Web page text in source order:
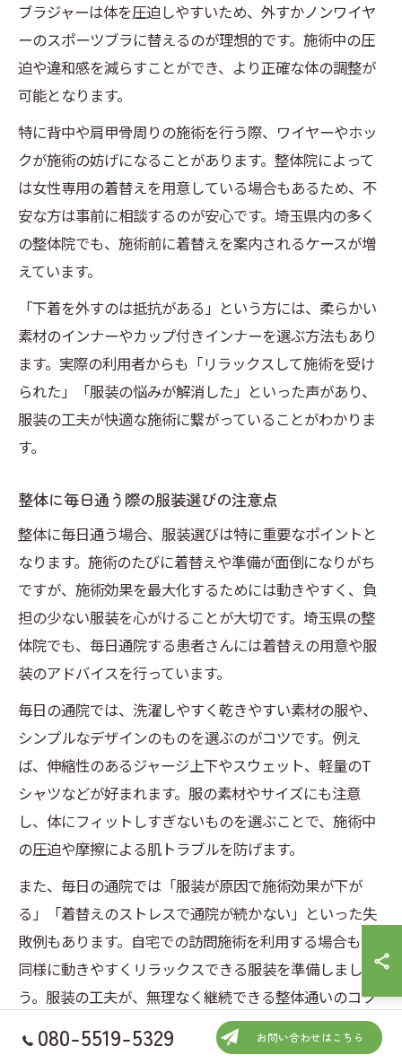
ブラジャーは体を圧迫しやすいため、外すかノンワイヤ
ーのスポーツブラに替えるのが理想的です。施術中の圧
迫や違和感を減らすことができ、より正確な体の調整が
可能となります。
特に背中や肩甲骨周りの施術を行う際、ワイヤーやホッ
クが施術の妨げになることがあります。整体院によって
は女性専用の着替えを用意している場合もあるため、不
安な方は事前に相談するのが安心です。埼玉県内の多く
の整体院でも、施術前に着替えを案内されるケースが増
えています。
「下着を外すのは抵抗がある」という方には、柔らかい
素材のインナーやカップ付きインナーを選ぶ方法もあり
ます。実際の利用者からも「リラックスして施術を受け
られた」「服装の悩みが解消した」といった声があり、
服装の工夫が快適な施術に繋がっていることがわかりま
す。
整体に毎日通う際の服装選びの注意点
整体に毎日通う場合、服装選びは特に重要なポイントと
なります。施術のたびに着替えや準備が面倒になりがち
ですが、施術効果を最大化するためには動きやすく、負
担の少ない服装を心がけることが大切です。埼玉県の整
体院でも、毎日通院する患者さんには着替えの用意や服
装のアドバイスを行っています。
毎日の通院では、洗濯しやすく乾きやすい素材の服や、
シンプルなデザインのものを選ぶのがコツです。例え
ば、伸縮性のあるジャージ上下やスウェット、軽量のT
シャツなどが好まれます。服の素材やサイズにも注意
し、体にフィットしすぎないものを選ぶことで、施術中
の圧迫や摩擦による肌トラブルを防げます。
また、毎日の通院では「服装が原因で施術効果が下が
る」「着替えのストレスで通院が続かない」といった失
敗例もあります。自宅での訪問施術を利用する場合も、
同様に動きやすくリラックスできる服装を準備しましょ
う。服装の工夫が、無理なく継続できる整体通いのコツ
080-5519-5329 お問い合わせはこちら